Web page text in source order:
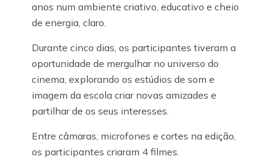
anos num ambiente criativo, educativo e cheio
de energia, claro.
Durante cinco dias, os participantes tiveram a
oportunidade de mergulhar no universo do
cinema, explorando os estúdios de som e
imagem da escola criar novas amizades e
partilhar de os seus interesses.
Entre câmaras, microfones e cortes na edição,
os participantes criaram 4 filmes.